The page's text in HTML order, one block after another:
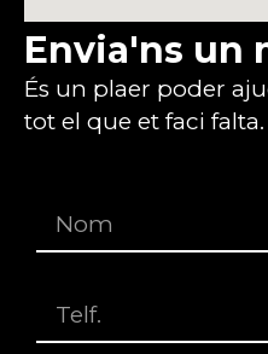
Envia'ns un
És un plaer poder
tot el que et faci falta.